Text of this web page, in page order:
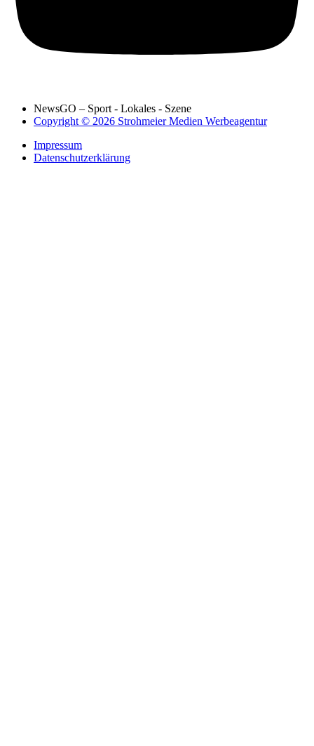
NewsGO – Sport - Lokales - Szene
Copyright © 2026 Strohmeier Medien Werbeagentur
Impressum
Datenschutzerklärung